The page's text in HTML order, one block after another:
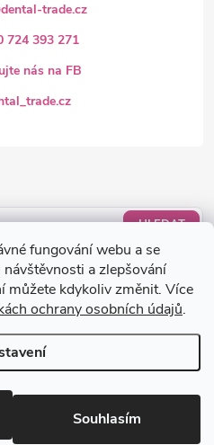
fungování webu a se
a zlepšování
můžete kdykoliv změnit. Více
ochrany osobních údajů.
Souhlasím
HLEDAT
/0 KČ
dental-trade.cz
724 393 271
nás na FB
. Všechna práva vyhrazena.Upravit
cookies